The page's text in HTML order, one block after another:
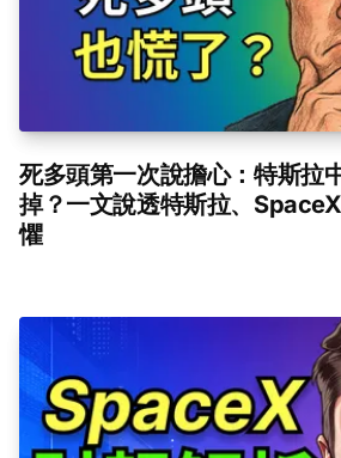
死多頭第一次說擔心：特斯拉
掉？一文說透特斯拉、
懼